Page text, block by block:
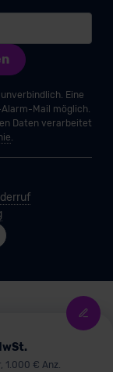
1.000 € Anz.
Eine
Mail möglich.
Daten verarbeitet
.